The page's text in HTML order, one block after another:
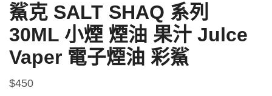
鯊克 SALT SHAQ 系列
30ML 小煙 煙油 果汁 Julce
Vaper 電子煙油 彩鯊
$450